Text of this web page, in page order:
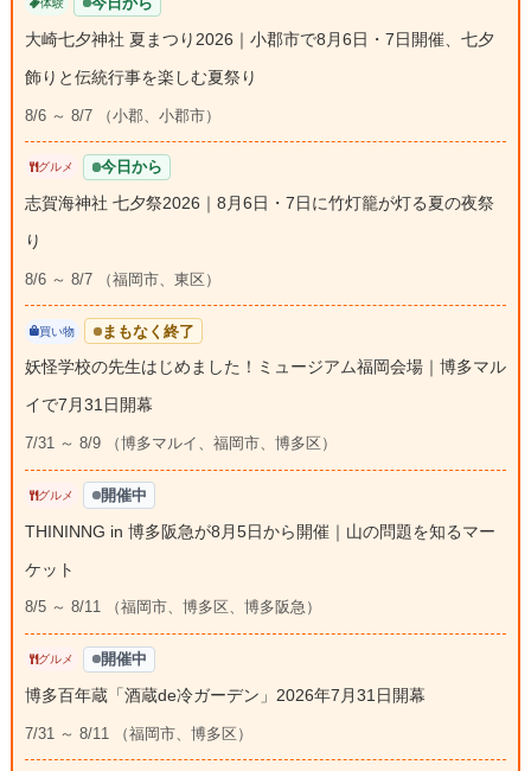
体験
大崎七夕神社 夏まつり2026｜小郡市で8月6日・7日開催、七夕
飾りと伝統行事を楽しむ夏祭り
8/6 ～ 8/7 （小郡、小郡市）
グルメ 今日から
志賀海神社 七夕祭2026｜8月6日・7日に竹灯籠が灯る夏の夜祭
り
8/6 ～ 8/7 （福岡市、東区）
買い物 まもなく終了
妖怪学校の先生はじめました！ミュージアム福岡会場｜博多マル
イで7月31日開幕
7/31 ～ 8/9 （博多マルイ、福岡市、博多区）
グルメ 開催中
THININNG in 博多阪急が8月5日から開催｜山の問題を知るマー
ケット
8/5 ～ 8/11 （福岡市、博多区、博多阪急）
グルメ 開催中
博多百年蔵「酒蔵de冷ガーデン」2026年7月31日開幕
7/31 ～ 8/11 （福岡市、博多区）